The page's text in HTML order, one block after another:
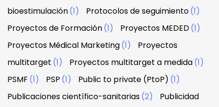
bioestimulación(1) Protocolos de seguimiento(1)
Proyectos de Formación(1) Proyectos MEDED(1)
Proyectos Médical Marketing(1)
Proyectos
multitarget (1) Proyectos multitarget a medida(1)
PSMF (1) PSP (1) Public to private (PtoP) (1)
Publicaciones científico-sanitarias(2) Publicidad